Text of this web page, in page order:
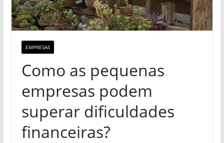
EMPRESAS
Como as pequenas
empresas podem
superar dificuldades
financeiras?